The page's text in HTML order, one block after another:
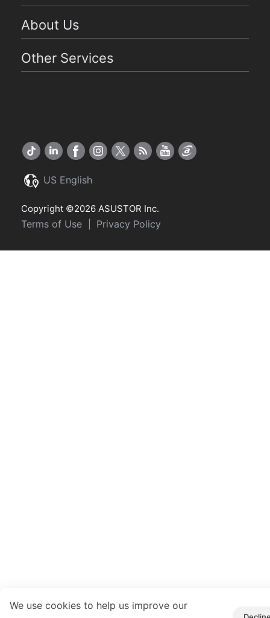
We use cookies to help us improve our
About Us
Other Services
US English
Copyright ©2026 ASUSTOR Inc.
Terms of Use Privacy Policy